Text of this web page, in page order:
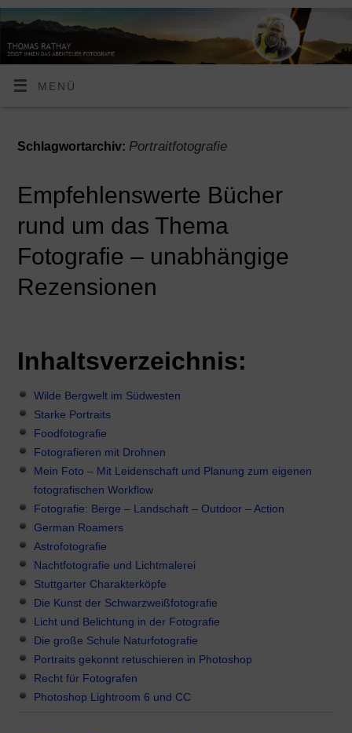
MENÜ
Schlagwortarchiv: Portraitfotografie
Empfehlenswerte Bücher
rund um das Thema
Fotografie – unabhängige
Rezensionen
Inhaltsverzeichnis:
Wilde Bergwelt im Südwesten
Starke Portraits
Foodfotografie
Fotografieren mit Drohnen
Mein Foto – Mit Leidenschaft und Planung zum eigenen
fotografischen Workflow
Fotografie: Berge – Landschaft – Outdoor – Action
German Roamers
Astrofotografie
Nachtfotografie und Lichtmalerei
Stuttgarter Charakterköpfe
Die Kunst der Schwarzweißfotografie
Licht und Belichtung in der Fotografie
Die große Schule Naturfotografie
Portraits gekonnt retuschieren in Photoshop
Recht für Fotografen
Photoshop Lightroom 6 und CC